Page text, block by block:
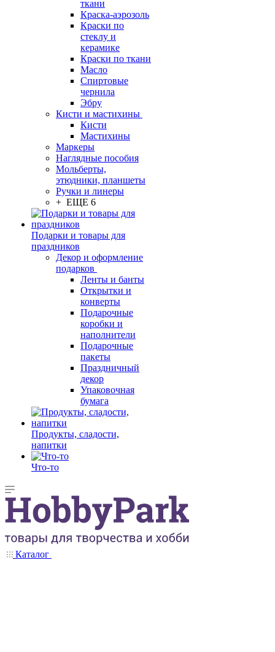
ткани
Краска-аэрозоль
Краски по
стеклу и
керамике
Краски по ткани
Масло
Спиртовые
чернила
Эбру
Кисти и мастихины
Кисти
Мастихины
Маркеры
Наглядные пособия
Мольберты,
этюдники, планшеты
Ручки и линеры
+ ЕЩЕ 6
Подарки и товары для
праздников
Декор и оформление
подарков
Ленты и банты
Открытки и
конверты
Подарочные
коробки и
наполнители
Подарочные
пакеты
Праздничный
декор
Упаковочная
бумага
Продукты, сладости,
напитки
Что-то
Каталог